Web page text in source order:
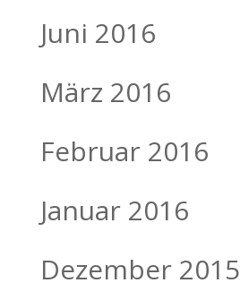
Juni 2016
März 2016
Februar 2016
Januar 2016
Dezember 2015